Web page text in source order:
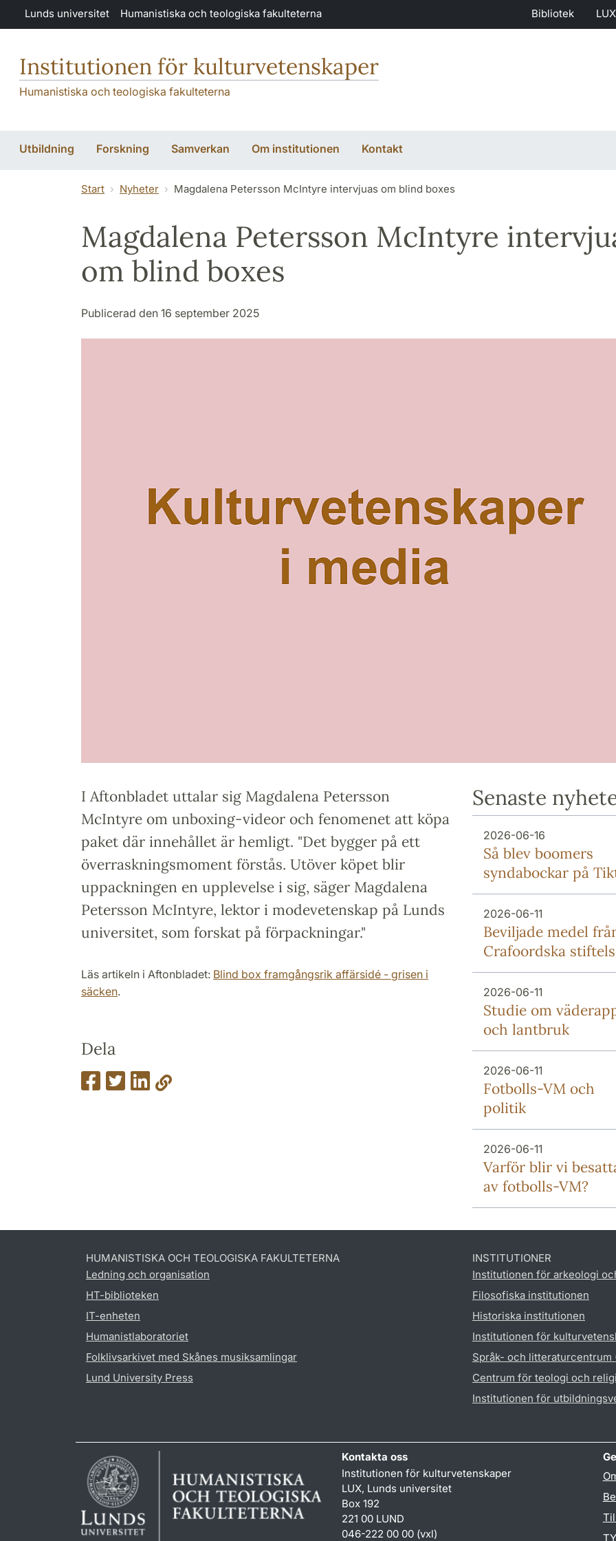
Hoppa till huvudinnehåll
Lunds universitet Humanistiska och teologiska fakulteterna Bibliotek LUX
Institutionen för kulturvetenskaper
Humanistiska och teologiska fakulteterna
Utbildning Forskning Samverkan Om institutionen Kontakt
Start Nyheter Magdalena Petersson McIntyre intervjuas om blind boxes
Magdalena Petersson McIntyre
om blind boxes
Publicerad den 16 september 2025
I Aftonbladet uttalar sig Magdalena Petersson
McIntyre om unboxing-videor och fenomenet att köpa
paket där innehållet är hemligt. "Det bygger på ett
överraskningsmoment förstås. Utöver köpet blir
uppackningen en upplevelse i sig, säger Magdalena
Petersson McIntyre, lektor i modevetenskap på Lunds
universitet, som forskat på förpackningar."
Läs artikeln i Aftonbladet: Blind box framgångsrik affärsidé - grisen i
säcken.
Dela
Senaste
2026-06-16
Så blev boomers
syndabockar på
2026-06-11
Beviljade medel
Crafoordska
2026-06-11
Studie om
och lantbruk
2026-06-11
Fotbolls-VM och
politik
2026-06-11
Varför blir vi
av fotbolls-VM?
HUMANISTISKA OCH TEOLOGISKA FAKULTETERNA
Ledning och organisation
HT-biblioteken
IT-enheten
Humanistlaboratoriet
Folklivsarkivet med Skånes musiksamlingar
Lund University Press
INSTITUTIONER
Institutionen för arkeologi
Filosofiska institutionen
Historiska institutionen
Institutionen för
Språk- och litteraturcentrum
Centrum för teologi och
Institutionen för
Kontakta oss
Institutionen för kulturvetenskaper
LUX, Lunds universitet
Box 192
221 00 LUND
046-222 00 00 (vxl)